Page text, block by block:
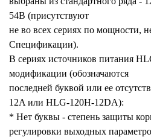
54В (присутствуют
не во всех сериях по мощности,
Спецификации).
В сериях источников питания
модификации (обозначаются
последней буквой или ее
12A или HLG-120H-12DA):
* Нет буквы - степень защиты
регулировки выходных